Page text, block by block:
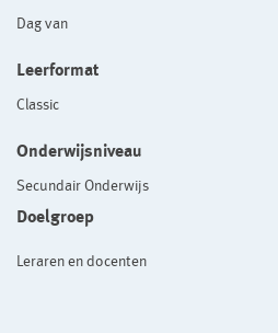
Dag van
Leerformat
Classic
Onderwijsniveau
Secundair Onderwijs
Doelgroep
Leraren en docenten